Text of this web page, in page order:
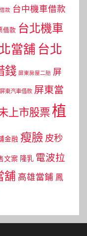
款 台中機車借款
借款 台北機車
當舖 台北
錢 屏東房屋二胎 屏
屏東汽車借款 屏東當
上市股票植
金融 瘦臉 皮秒
文案 隆乳 電波拉
舖 高雄當鋪 鳳